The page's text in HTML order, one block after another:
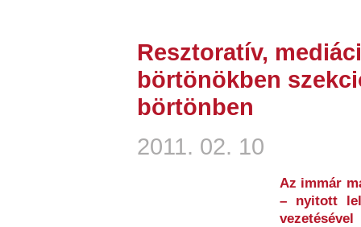
Resztoratív,
börtönökben
börtönben
2011. 02. 10
Az immár
– nyitott